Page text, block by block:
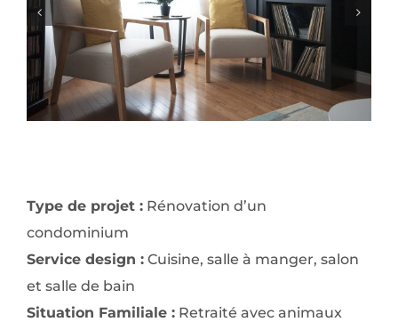
Type de projet :Rénovation d’un
condominium
Service design :Cuisine, salle à manger, salon
et salle de bain
Situation Familiale :Retraité avec animaux